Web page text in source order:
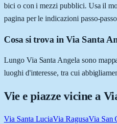
bici o con i mezzi pubblici. Usa il
pagina per le indicazioni passo-
Cosa si trova in Via Santa
Lungo Via Santa Angela sono
luoghi d'interesse, tra cui
Vie e piazze vicine a
Via Santa LuciaVia RagusaVia San